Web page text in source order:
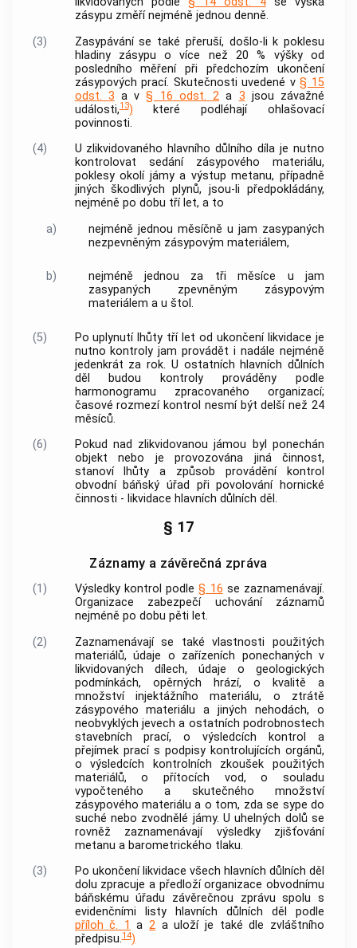
zásypu změří nejméně jednou denně.
(3)
Zasypávání se také přeruší, došlo-li k poklesu
hladiny zásypu o více než 20 % výšky od
posledního měření při předchozím ukončení
zásypových prací. Skutečnosti uvedené v§ 15
odst. 3 a v§ 16 odst. 2 a 3 jsou závažné
události,13) které podléhají ohlašovací
povinnosti.
(4)
U zlikvidovaného hlavního důlního díla je nutno
kontrolovat sedání zásypového materiálu,
poklesy okolí jámy a výstup metanu, případně
jiných škodlivých plynů, jsou-li předpokládány,
nejméně po dobu tří let, a to
a)
nejméně jednou měsíčně u jam zasypaných
nezpevněným zásypovým materiálem,
b)
nejméně jednou za tři měsíce u jam
zasypaných zpevněným zásypovým
materiálem a u štol.
(5)
Po uplynutí lhůty tří let od ukončení likvidace je
nutno kontroly jam provádět i nadále nejméně
jedenkrát za rok. U ostatních hlavních důlních
děl budou kontroly prováděny podle
harmonogramu zpracovaného organizací;
časové rozmezí kontrol nesmí být delší než 24
měsíců.
(6)
Pokud nad zlikvidovanou jámou byl ponechán
objekt nebo je provozována jiná činnost,
stanoví lhůty a způsob provádění kontrol
obvodní báňský úřad při povolování hornické
činnosti - likvidace hlavních důlních děl.
§ 17
Záznamy a závěrečná zpráva
(1) Výsledky kontrol podle§ 16 se zaznamenávají.
Organizace zabezpečí uchování záznamů
nejméně po dobu pěti let.
(2)
Zaznamenávají se také vlastnosti použitých
materiálů, údaje o zařízeních ponechaných v
likvidovaných dílech, údaje o geologických
podmínkách, opěrných hrází, o kvalitě a
množství injektážního materiálu, o ztrátě
zásypového materiálu a jiných nehodách, o
neobvyklých jevech a ostatních podrobnostech
stavebních prací, o výsledcích kontrol a
přejímek prací s podpisy kontrolujících orgánů,
o výsledcích kontrolních zkoušek použitých
materiálů, o přítocích vod, o souladu
vypočteného a skutečného množství
zásypového materiálu a o tom, zda se sype do
suché nebo zvodnělé jámy. U uhelných dolů se
rovněž zaznamenávají výsledky zjišťování
metanu a barometrického tlaku.
(3)
Po ukončení likvidace všech hlavních důlních děl
dolu zpracuje a předloží organizace obvodnímu
báňskému úřadu závěrečnou zprávu spolu s
evidenčními listy hlavních důlních děl podle
příloh č. 1 a2 a uloží je také dle zvláštního
předpisu.14)